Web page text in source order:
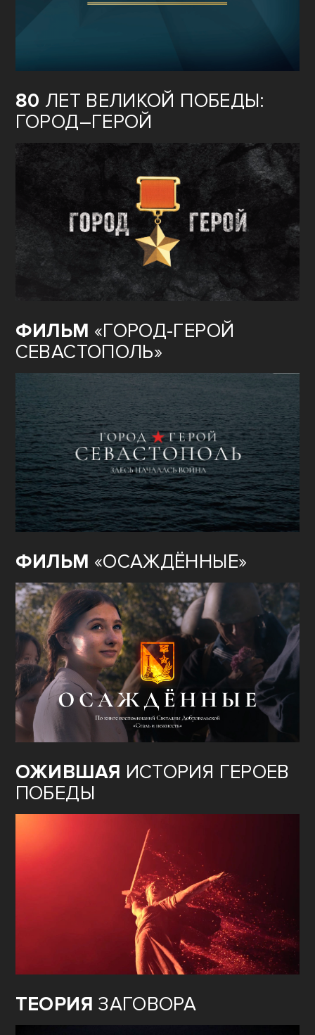
80 ЛЕТ ВЕЛИКОЙ ПОБЕДЫ:
ГОРОД–ГЕРОЙ
ФИЛЬМ «ГОРОД-ГЕРОЙ
СЕВАСТОПОЛЬ»
ФИЛЬМ «ОСАЖДЁННЫЕ»
ОЖИВШАЯ ИСТОРИЯ ГЕРОЕВ
ПОБЕДЫ
ТЕОРИЯ ЗАГОВОРА